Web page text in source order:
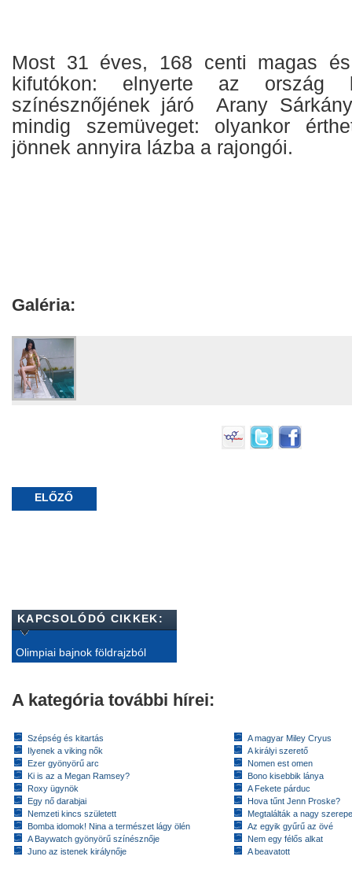
Most 31 éves, 168 centi magas
kifutókon: elnyerte az ország
színésznőjének járó Arany
mindig szemüveget: olyankor
jönnek annyira lázba a rajongói.
Galéria:
ELŐZŐ
KAPCSOLÓDÓ CIKKEK:
Olimpiai bajnok földrajzból
A kategória további hírei:
Szépség és kitartás
Ilyenek a viking nők
Ezer gyönyörű arc
Ki is az a Megan Ramsey?
Roxy ügynök
Egy nő darabjai
Nemzeti kincs született
Bomba idomok! Nina a természet lágy ölén
A Baywatch gyönyörű színésznője
Juno az istenek királynője
A magyar Miley Cryus
A királyi szerető
Nomen est omen
Bono kisebbik lánya
A Fekete párduc
Hova tűnt Jenn Proske?
Megtalálták a nagy
Az egyik gyűrű az övé
Nem egy félős alkat
A beavatott